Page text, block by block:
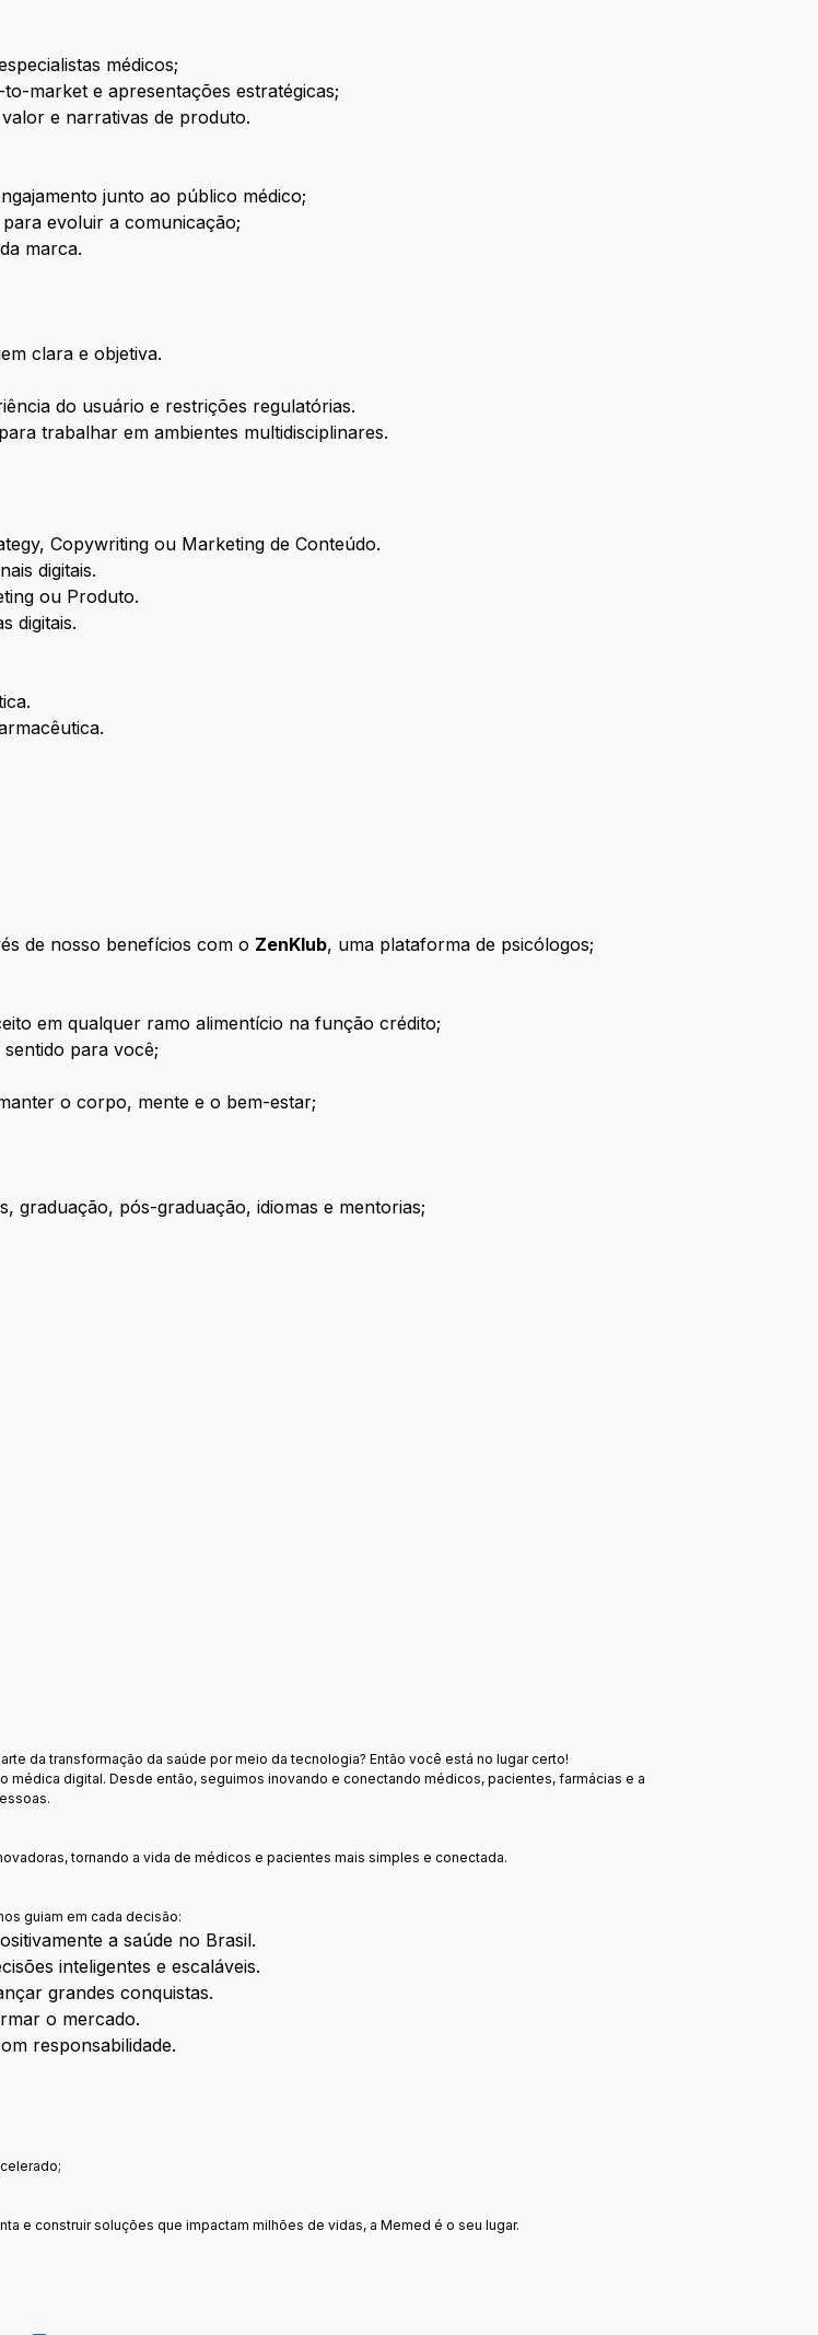
médicos;
market e apresentações estratégicas;
e narrativas de produto.
junto ao público médico;
evoluir a comunicação;
marca.
clara e objetiva.
do usuário e restrições regulatórias.
trabalhar em ambientes multidisciplinares.
Copywriting ou Marketing de Conteúdo.
digitais.
ou Produto.
digitais.
de nosso benefícios com o ZenKlub, uma plataforma de psicólogos;
em qualquer ramo alimentício na função crédito;
para você;
o corpo, mente e o bem-estar;
graduação, pós-graduação, idiomas e mentorias;
da transformação da saúde por meio da tecnologia? Então você está no lugar certo!
médica digital. Desde então, seguimos inovando e conectando médicos, pacientes, farmácias e a
tornando a vida de médicos e pacientes mais simples e conectada.
guiam em cada decisão:
a saúde no Brasil.
inteligentes e escaláveis.
grandes conquistas.
o mercado.
responsabilidade.
e construir soluções que impactam milhões de vidas, a Memed é o seu lugar.